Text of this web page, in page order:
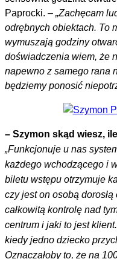
Paprocki. – „Zachęcam
odrębnych obiektach. To
wymuszają godziny
doświadczenia wiem, że
napewno z samego rana
będziemy ponosić
– Szymon skąd wiesz,
„Funkcjonuje u nas
każdego wchodzącego i
biletu wstępu otrzymuje
czy jest on osobą
całkowitą kontrolę nad
centrum i jaki to jest
kiedy jedno dziecko
Oznaczałoby to, że na